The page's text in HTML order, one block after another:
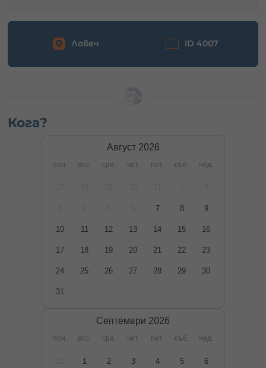
Ловеч ID 4007
Кога?
Август 2026
пон. вто. сря. чет. пет. съб. нед.
7 8 9
10 11 12 13 14 15 16
17 18 19 20 21 22 23
24 25 26 27 28 29 30
31
Септември 2026
пон. вто. сря. чет. пет. съб. нед.
1 2 3 4 5 6